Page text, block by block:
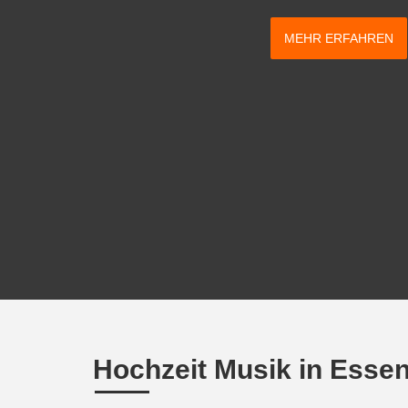
MEHR ERFAHREN
Hochzeit Musik in